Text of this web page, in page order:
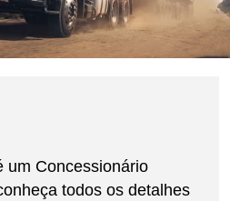
um Concessionário
todos os detalhes